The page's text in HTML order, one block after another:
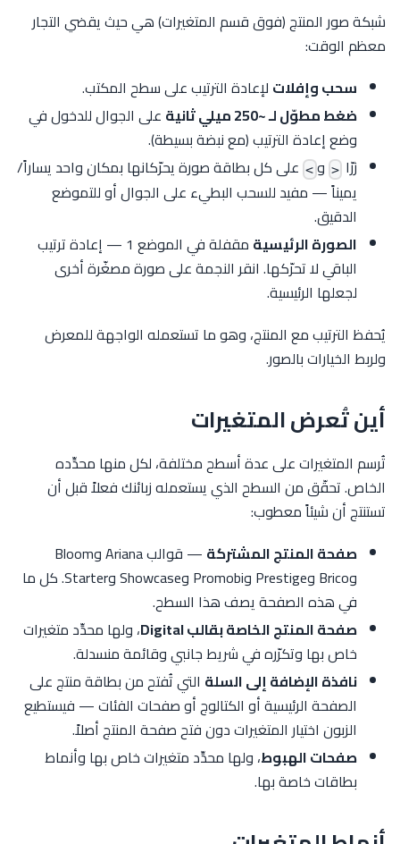
شبكة صور المنتج (فوق قسم المتغيرات) هي حيث يقضي التجار
معظم الوقت:
سحب وإفلات لإعادة الترتيب على سطح المكتب.
ضغط مطوّل لـ ~250 ميلي ثانية
على الجوال للدخول في
وضع إعادة الترتيب (مع نبضة بسيطة).
زرّا < و >على كل بطاقة صورة يحرّكانها بمكان واحد يساراً/
يميناً — مفيد للسحب البطيء على الجوال أو للتموضع
الدقيق.
الصورة الرئيسية
مقفلة في الموضع 1 — إعادة ترتيب
الباقي لا تحرّكها. انقر النجمة على صورة مصغّرة أخرى
لجعلها الرئيسية.
يُحفظ الترتيب مع المنتج، وهو ما تستعمله الواجهة للمعرض
ولربط الخيارات بالصور.
أين تُعرض المتغيرات
تُرسم المتغيرات على عدة أسطح مختلفة، لكل منها محدِّده
الخاص. تحقّق من السطح الذي يستعمله زبائنك فعلاً قبل أن
تستنتج أن شيئاً معطوب:
صفحة المنتج المشتركة
— قوالب Ariana وBloom
وBrico وPrestige وPromobi وShowcase وStarter. كل ما
في هذه الصفحة يصف هذا السطح.
صفحة المنتج الخاصة بقالب Digital
، ولها محدِّد متغيرات
خاص بها وتكرّره في شريط جانبي وقائمة منسدلة.
نافذة الإضافة إلى السلة التي تُفتح من بطاقة منتج على
الصفحة الرئيسية أو الكتالوج أو صفحات الفئات — فيستطيع
الزبون اختيار المتغيرات دون فتح صفحة المنتج أصلاً.
صفحات الهبوط، ولها محدِّد متغيرات خاص بها وأنماط
بطاقات خاصة بها.